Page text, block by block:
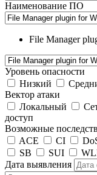
Наименование ПО
File Manager
Уровень опасности
Низкий
Вектор атаки
Локальный
доступ
Возможные
ACE
CI
SB
SUI
Дата выявления